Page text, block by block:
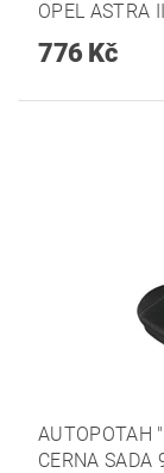
OPEL ASTRA
776 Kč
AUTOPOTAH
CERNA SADA